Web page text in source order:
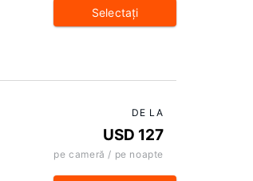
Selectaţi
DE LA
USD 127
pe cameră / pe noapte